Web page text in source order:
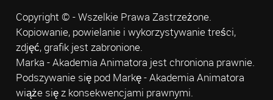
Copyright © - Wszelkie Prawa Zastrzeżone.
Kopiowanie, powielanie i wykorzystywanie treści,
zdjęć, grafik jest zabronione.
Marka - Akademia Animatora jest chroniona prawnie.
Podszywanie się pod Markę - Akademia Animatora
wiąże się z konsekwencjami prawnymi.